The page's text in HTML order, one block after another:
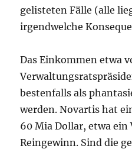
gelisteten Fälle (alle
irgendwelche
Das Einkommen etwa
bestenfalls als
werden. Novartis hat
60 Mia Dollar, etwa ein
Reingewinn. Sind die